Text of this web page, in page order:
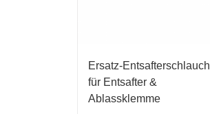
Ersatz-Entsafterschlauch
für Entsafter &
Ablassklemme